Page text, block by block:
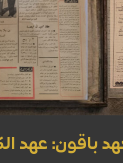
باقون: عهد